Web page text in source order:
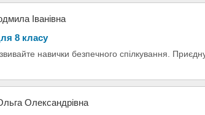
Іванівна
8 класу
навички безпечного спілкування.
Олександрівна